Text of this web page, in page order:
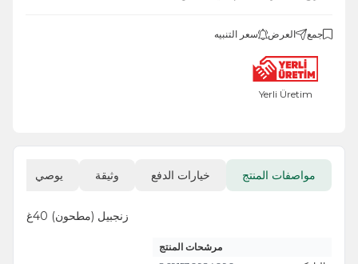
جمع العرض سعر التنبيه
Yerli Üretim
مواصفات المنتج خيارات الدفع وثيقة يوصي
زنجبيل (مطحون) 40غ
مرشحات المنتج